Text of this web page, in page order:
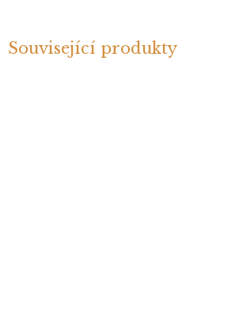
Související produkty